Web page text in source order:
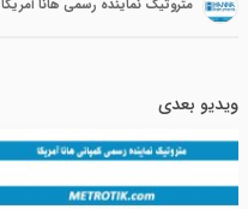
متروتیک نماینده رسمی هانا آمریکا
ویدیو بعدی